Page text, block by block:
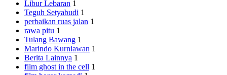
Libur Lebaran 1
Teguh Setyabudi 1
perbaikan ruas jalan 1
rawa pitu 1
Tulang Bawang 1
Marindo Kurniawan 1
Berita Lainnya 1
film ghost in the cell 1